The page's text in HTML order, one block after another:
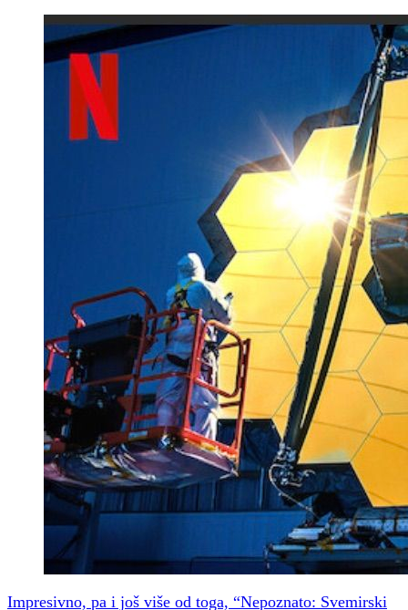
Impresivno, pa i još više od toga, “Nepoznato: Svemirski